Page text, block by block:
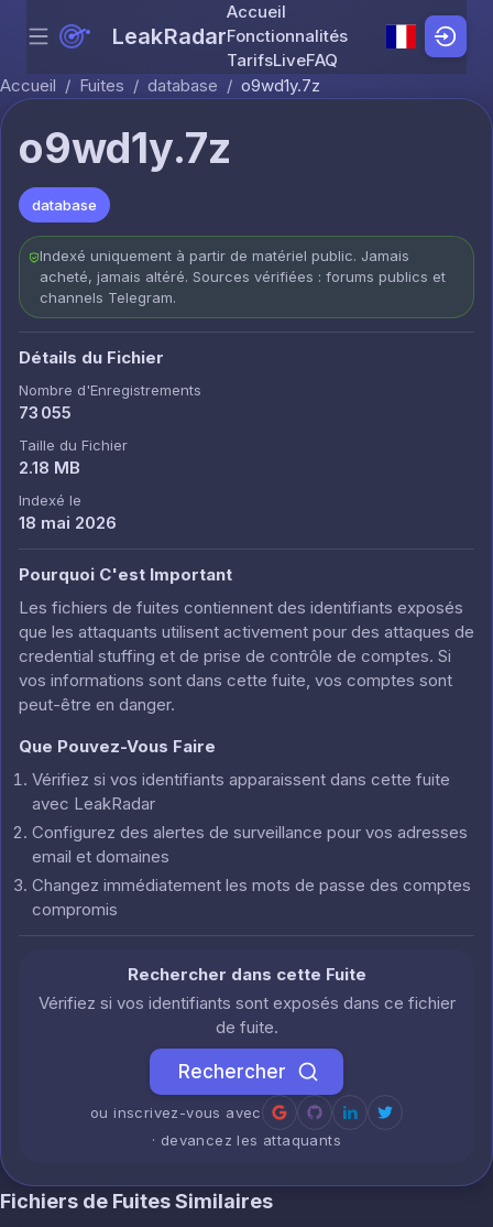
Skip to content
Menu LeakRadar
Accueil
Fonctionnalités
TarifsLiveFAQ
Accueil / Fuites / database / o9wd1y.7z
o9wd1y.7z
database
Indexé uniquement à partir de matériel public. Jamais
acheté, jamais altéré. Sources vérifiées : forums publics et
channels Telegram.
Détails du Fichier
Nombre d'Enregistrements
73 055
Taille du Fichier
2.18 MB
Indexé le
18 mai 2026
Pourquoi C'est Important
Les fichiers de fuites contiennent des identifiants exposés
que les attaquants utilisent activement pour des attaques de
credential stuffing et de prise de contrôle de comptes. Si
vos informations sont dans cette fuite, vos comptes sont
peut-être en danger.
Que Pouvez-Vous Faire
Vérifiez si vos identifiants apparaissent dans cette fuite
avec LeakRadar
Configurez des alertes de surveillance pour vos adresses
email et domaines
Changez immédiatement les mots de passe des comptes
compromis
Rechercher dans cette Fuite
Vérifiez si vos identifiants sont exposés dans ce fichier
de fuite.
Rechercher
ou inscrivez-vous avec
· devancez les attaquants
Fichiers de Fuites Similaires